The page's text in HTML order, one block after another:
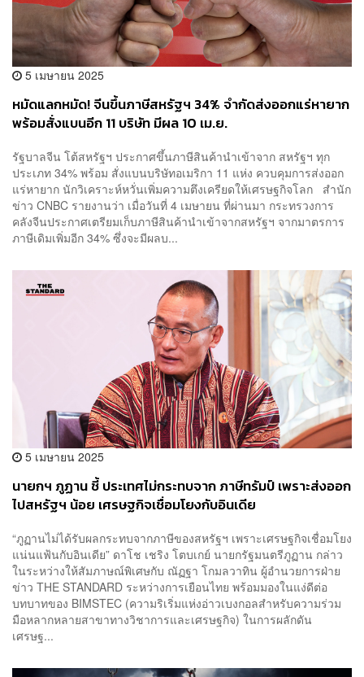
5 เมษายน 2025
หมัดแลกหมัด! จีนขึ้นภาษีสหรัฐฯ 34% จำกัดส่งออกแร่หายาก
พร้อมสั่งแบนอีก 11 บริษัท มีผล 10 เม.ย.
รัฐบาลจีน โต้สหรัฐฯ ประกาศขึ้นภาษีสินค้านำเข้าจาก สหรัฐฯ ทุก
ประเภท 34% พร้อม สั่งแบนบริษัทอเมริกา 11 แห่ง ควบคุมการส่งออก
แร่หายาก นักวิเคราะห์หวั่นเพิ่มความตึงเครียดให้เศรษฐกิจโลก สำนัก
ข่าว CNBC รายงานว่า เมื่อวันที่ 4 เมษายน ที่ผ่านมา กระทรวงการ
คลังจีนประกาศเตรียมเก็บภาษีสินค้านำเข้าจากสหรัฐฯ จากมาตรการ
ภาษีเดิมเพิ่มอีก 34% ซึ่งจะมีผลบ...
5 เมษายน 2025
นายกฯ ภูฏาน ชี้ ประเทศไม่กระทบจาก ภาษีทรัมป์ เพราะส่งออก
ไปสหรัฐฯ น้อย เศรษฐกิจเชื่อมโยงกับอินเดีย
“ภูฏานไม่ได้รับผลกระทบจากภาษีของสหรัฐฯ เพราะเศรษฐกิจเชื่อมโยง
แน่นแฟ้นกับอินเดีย” ดาโช เชริง โตบเกย์ นายกรัฐมนตรีภูฏาน กล่าว
ในระหว่างให้สัมภาษณ์พิเศษกับ ณัฏฐา โกมลวาทิน ผู้อำนวยการฝ่าย
ข่าว THE STANDARD ระหว่างการเยือนไทย พร้อมมองในแง่ดีต่อ
บทบาทของ BIMSTEC (ความริเริ่มแห่งอ่าวเบงกอลสำหรับความร่วม
มือหลากหลายสาขาทางวิชาการและเศรษฐกิจ) ในการผลักดัน
เศรษฐ...